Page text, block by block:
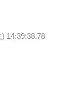
14:39:38.78